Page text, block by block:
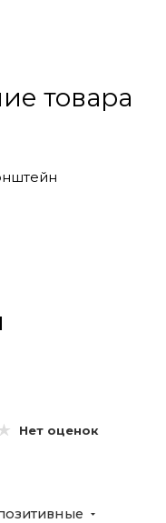
товара
Нет оценок